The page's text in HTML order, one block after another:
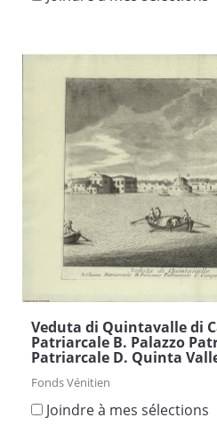
Veduta di Quintavalle di
Patriarcale B. Palazzo
Patriarcale D. Quinta
Fonds Vénitien
Joindre à mes sélections